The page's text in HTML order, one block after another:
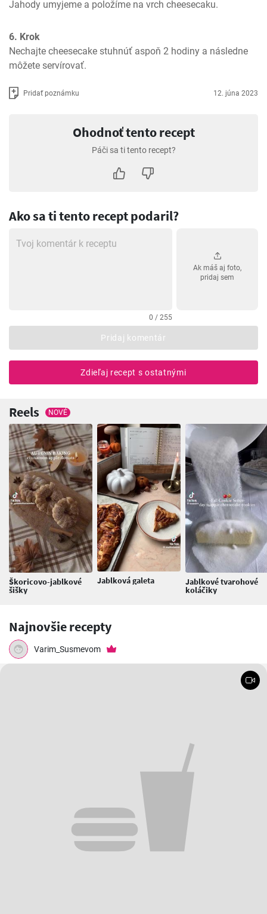
Jahody umyjeme a položíme na vrch cheesecaku.
6. Krok
Nechajte cheesecake stuhnúť aspoň 2 hodiny a následne
môžete servírovať.
Pridať poznámku 12. júna 2023
Ohodnoť tento recept
Páči sa ti tento recept?
Ako sa ti tento recept podaril?
0 / 255
Ak máš aj foto,
pridaj sem
Pridaj komentár
Zdieľaj recept s ostatnými
Reels NOVÉ
Škoricovo-jablkové
šišky
Jablková galeta Jablkové tvarohové
koláčiky
Najnovšie recepty
Varim_Susmevom